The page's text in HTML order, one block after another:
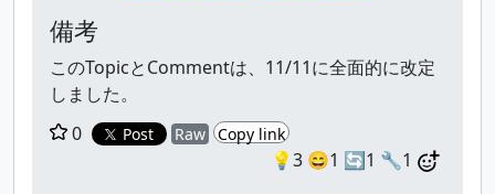
備考
このTopicとCommentは、11/11に全面的に改定
しました。
0
Post Raw Copy link
💡3 😄1 🔄1 🔧1